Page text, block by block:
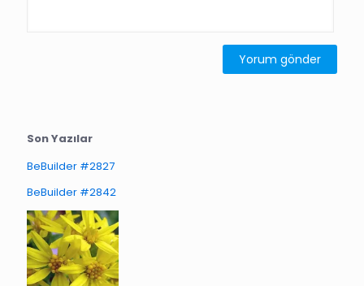
Son Yazılar
BeBuilder #2827
BeBuilder #2842